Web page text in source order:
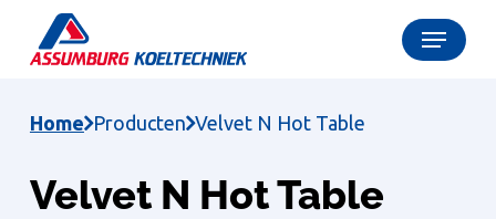
main
Menu
Home Producten Velvet N Hot Table
Velvet N Hot Table